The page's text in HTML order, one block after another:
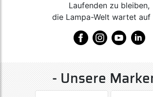
Laufenden zu bleiben,
die Lampa-Welt wartet auf
- Unsere